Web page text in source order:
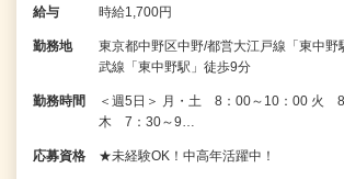
給与 時給1,700円
勤務地
東京都中野区中野/都営大江戸線「東中野
武線「東中野駅」徒歩9分
勤務時間
＜週5日＞ 月・土 8：00～10：00 火
木 7：30～9…
応募資格 ★未経験OK！中高年活躍中！